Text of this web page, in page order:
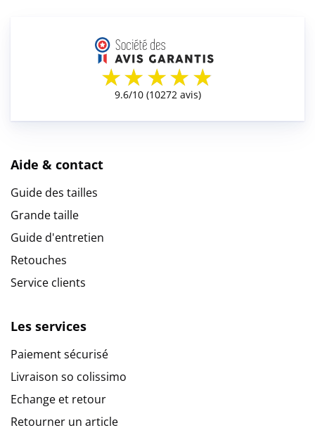
Aide & contact
Guide des tailles
Grande taille
Guide d'entretien
Retouches
Service clients
Les services
Paiement sécurisé
Livraison so colissimo
Echange et retour
Retourner un article